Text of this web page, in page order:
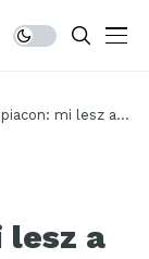
mi lesz a
lesz a